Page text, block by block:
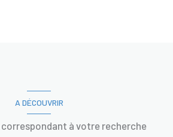
A DÉCOUVRIR
correspondant à votre recherche